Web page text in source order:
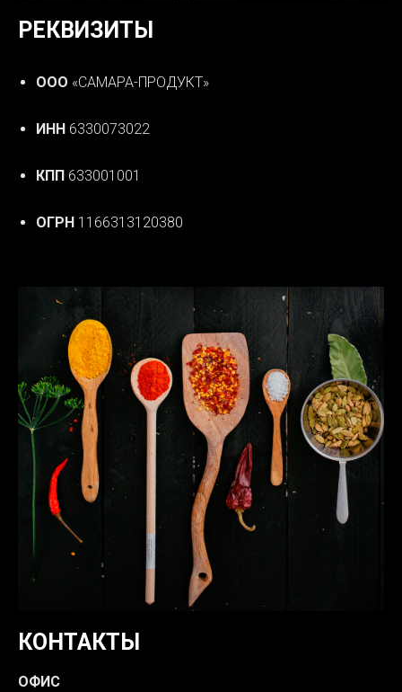
РЕКВИЗИТЫ
ООО «САМАРА-ПРОДУКТ»
ИНН 6330073022
КПП 633001001
ОГРН 1166313120380
КОНТАКТЫ
ОФИС